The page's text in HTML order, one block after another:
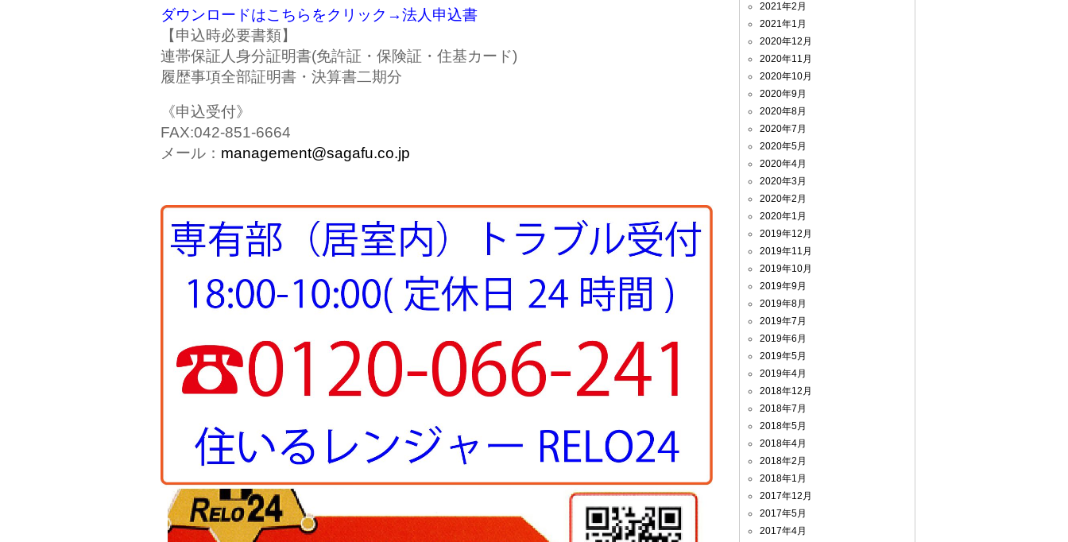
ダウンロードはこちらをクリック→法人申込書
【申込時必要書類】
連帯保証人身分証明書(免許証・保険証・住基カード)
履歴事項全部証明書・決算書二期分
《申込受付》
FAX:042-851-6664
メール： management@sagafu.co.jp
2021年2月
2021年1月
2020年12月
2020年11月
2020年10月
2020年9月
2020年8月
2020年7月
2020年5月
2020年4月
2020年3月
2020年2月
2020年1月
2019年12月
2019年11月
2019年10月
2019年9月
2019年8月
2019年7月
2019年6月
2019年5月
2019年4月
2018年12月
2018年7月
2018年5月
2018年4月
2018年2月
2018年1月
2017年12月
2017年5月
2017年4月